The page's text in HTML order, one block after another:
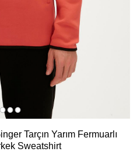
Tarçın Yarım Fermuarlı
Sweatshirt